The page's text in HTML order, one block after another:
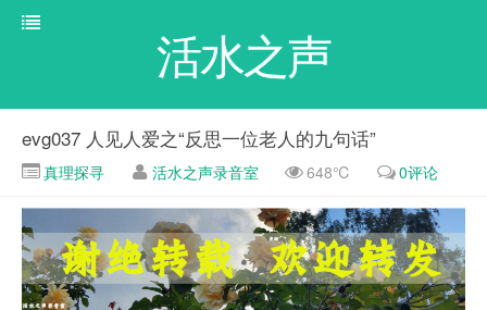
活水之声
evg037 人见人爱之“反思一位老人的九句话”
真理探寻 活水之声录音室 648℃ 0评论